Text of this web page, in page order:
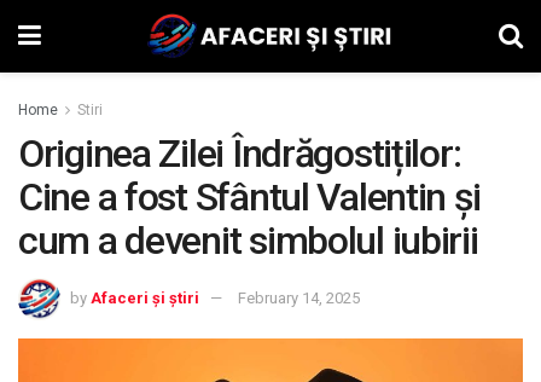
Home Stiri
Originea Zilei Îndrăgostiților:
Cine a fost Sfântul Valentin și
cum a devenit simbolul iubirii
by Afaceri și știri February 14, 2025